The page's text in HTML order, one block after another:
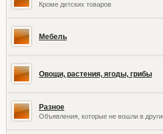
Кроме детских товаров
Мебель
Овощи, растения, ягоды, грибы
Разное
Объявления, которые не вошли в